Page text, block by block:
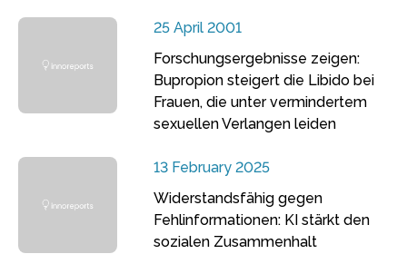
25 April 2001
Forschungsergebnisse zeigen:
Bupropion steigert die Libido bei
Frauen, die unter vermindertem
sexuellen Verlangen leiden
13 February 2025
Widerstandsfähig gegen
Fehlinformationen: KI stärkt den
sozialen Zusammenhalt